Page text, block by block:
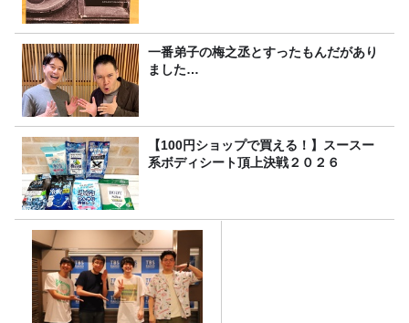
一番弟子の梅之丞とすったもんだがあり
ました…
【100円ショップで買える！】スースー
系ボディシート頂上決戦２０２６